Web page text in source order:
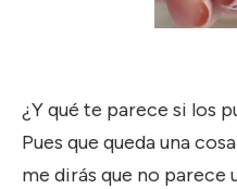
¿Y qué te parece si los
Pues que queda una
me dirás que no parece